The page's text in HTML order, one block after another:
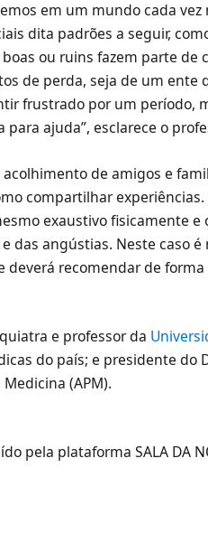
em um mundo cada
dita padrões a seguir,
ou ruins fazem parte de
de perda, seja de um
frustrado por um período,
ajuda”, esclarece o
de amigos e
compartilhar
exaustivo fisicamente
das angústias. Neste caso
deverá recomendar de
e professor da
do país; e presidente do
(APM).
pela plataforma SALA DA